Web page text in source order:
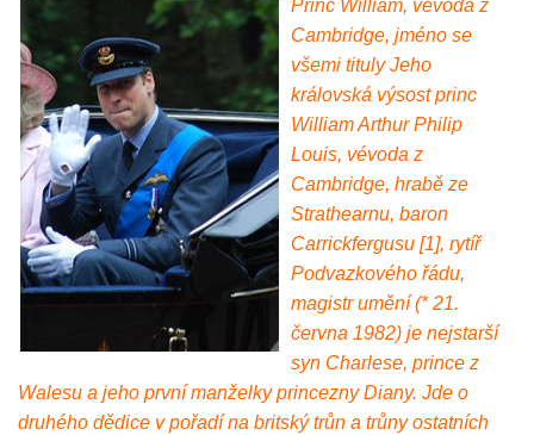
Princ William, vévoda z
Cambridge, jméno se
všemi tituly Jeho
královská výsost princ
William Arthur Philip
Louis, vévoda z
Cambridge, hrabě ze
Strathearnu, baron
Carrickfergusu [1], rytíř
Podvazkového řádu,
magistr umění (* 21.
června 1982) je nejstarší
syn Charlese, prince z
Walesu a jeho první manželky princezny Diany. Jde o
druhého dědice v pořadí na britský trůn a trůny ostatních